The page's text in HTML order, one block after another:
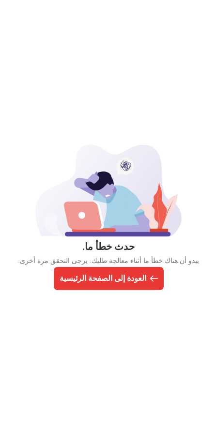
حدث خطأ ما.
يبدو أن هناك خطأ ما أثناء معالجة طلبك. يرجى التحقق مرة أخرى.
العودة إلى الصفحة الرئيسية